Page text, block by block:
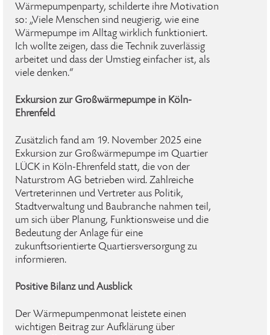
Wärmepumpenparty, schilderte ihre Motivation
so: „Viele Menschen sind neugierig, wie eine
Wärmepumpe im Alltag wirklich funktioniert.
Ich wollte zeigen, dass die Technik zuverlässig
arbeitet und dass der Umstieg einfacher ist, als
viele denken.“
Exkursion zur Großwärmepumpe in Köln-
Ehrenfeld
Zusätzlich fand am 19. November 2025 eine
Exkursion zur Großwärmepumpe im Quartier
LÜCK in Köln-Ehrenfeld statt, die von der
Naturstrom AG betrieben wird. Zahlreiche
Vertreterinnen und Vertreter aus Politik,
Stadtverwaltung und Baubranche nahmen teil,
um sich über Planung, Funktionsweise und die
Bedeutung der Anlage für eine
zukunftsorientierte Quartiersversorgung zu
informieren.
Positive Bilanz und Ausblick
Der Wärmepumpenmonat leistete einen
wichtigen Beitrag zur Aufklärung über